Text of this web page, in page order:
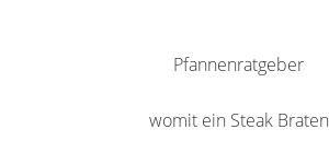
Pfannenratgeber
womit ein Steak Braten